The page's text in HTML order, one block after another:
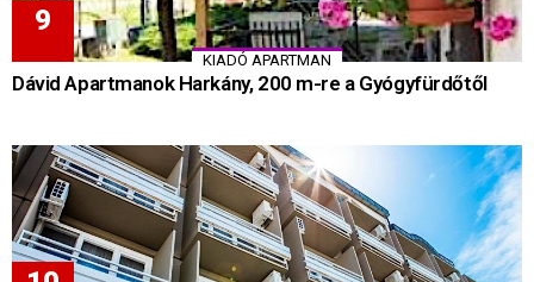
KIADÓ APARTMAN
Dávid Apartmanok Harkány, 200 m-re a Gyógyfürdőtől